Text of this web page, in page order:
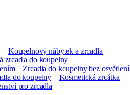
Koupelnový nábytek a zrcadla
zrcadla do koupelny
Zrcadla do koupelny bez osvětlení
do koupelny
Kosmetická zrcátka
pro zrcadla